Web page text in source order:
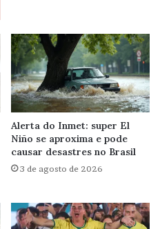
Alerta do Inmet: super El
Niño se aproxima e pode
causar desastres no Brasil
3 de agosto de 2026